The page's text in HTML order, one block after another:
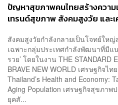
ปัญหาสุขภาพคนไทยสร้างความ
เทรนด์สุขภาพ สังคมสูงวัย และ
สังคมสูงวัยกำลังกลายเป็นโจทย์ให
เฉพาะกลุ่มประเทศกำลังพัฒนาที่มีแ
รวย’ โดยในงาน THE STANDARD
BRAVE NEW WORLD เศรษฐกิจไ
Thailand’s Health and Economy:
Aging Population เศรษฐกิจสุขภาพ
ยุคสั...